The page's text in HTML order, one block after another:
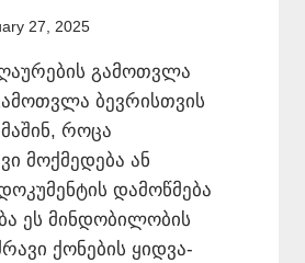
27, 2025
გამოთვლა
ბევრისთვის
როცა
მოქმედება ან
დამოწმება
ეს მინდობილობის
ქონების ყიდვა-